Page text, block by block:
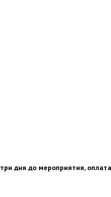
дня до мероприятия,